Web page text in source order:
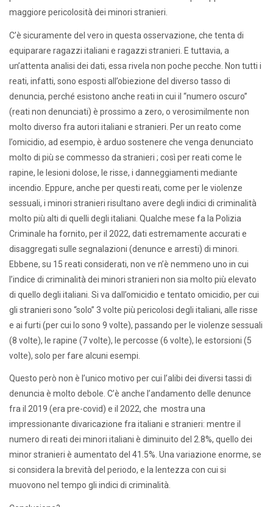
maggiore pericolosità dei minori stranieri.
C’è sicuramente del vero in questa osservazione, che tenta di
equiparare ragazzi italiani e ragazzi stranieri. E tuttavia, a
un’attenta analisi dei dati, essa rivela non poche pecche. Non tutti i
reati, infatti, sono esposti all’obiezione del diverso tasso di
denuncia, perché esistono anche reati in cui il “numero oscuro”
(reati non denunciati) è prossimo a zero, o verosimilmente non
molto diverso fra autori italiani e stranieri. Per un reato come
l’omicidio, ad esempio, è arduo sostenere che venga denunciato
molto di più se commesso da stranieri ; così per reati come le
rapine, le lesioni dolose, le risse, i danneggiamenti mediante
incendio. Eppure, anche per questi reati, come per le violenze
sessuali, i minori stranieri risultano avere degli indici di criminalità
molto più alti di quelli degli italiani. Qualche mese fa la Polizia
Criminale ha fornito, per il 2022, dati estremamente accurati e
disaggregati sulle segnalazioni (denunce e arresti) di minori.
Ebbene, su 15 reati considerati, non ve n’è nemmeno uno in cui
l’indice di criminalità dei minori stranieri non sia molto più elevato
di quello degli italiani. Si va dall’omicidio e tentato omicidio, per cui
gli stranieri sono “solo” 3 volte più pericolosi degli italiani, alle risse
e ai furti (per cui lo sono 9 volte), passando per le violenze sessuali
(8 volte), le rapine (7 volte), le percosse (6 volte), le estorsioni (5
volte), solo per fare alcuni esempi.
Questo però non è l’unico motivo per cui l’alibi dei diversi tassi di
denuncia è molto debole. C’è anche l’andamento delle denunce
fra il 2019 (era pre-covid) e il 2022, che mostra una
impressionante divaricazione fra italiani e stranieri: mentre il
numero di reati dei minori italiani è diminuito del 2.8%, quello dei
minor stranieri è aumentato del 41.5%. Una variazione enorme, se
si considera la brevità del periodo, e la lentezza con cui si
muovono nel tempo gli indici di criminalità.